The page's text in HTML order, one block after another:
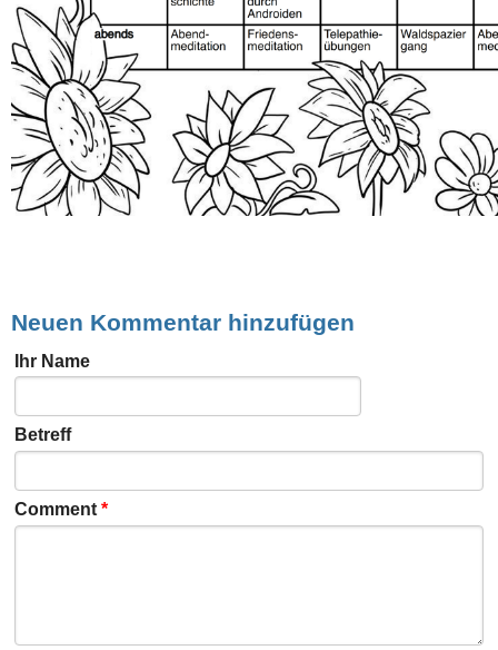
Neuen Kommentar hinzufügen
Ihr Name
Betreff
Comment*